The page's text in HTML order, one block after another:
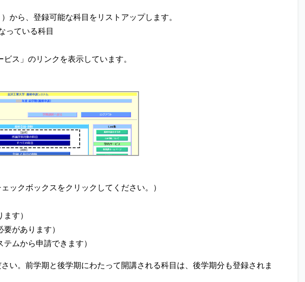
から、登録可能な科目をリストアップします。
ている科目
ス」のリンクを表示しています。
ックボックスをクリックしてください。）
す）
があります）
ムから申請できます）
い。前学期と後学期にわたって開講される科目は、後学期分も登録されま